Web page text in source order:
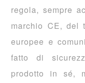
regola, sempre
marchio CE, del
europee e
fatto di
prodotto in sé,